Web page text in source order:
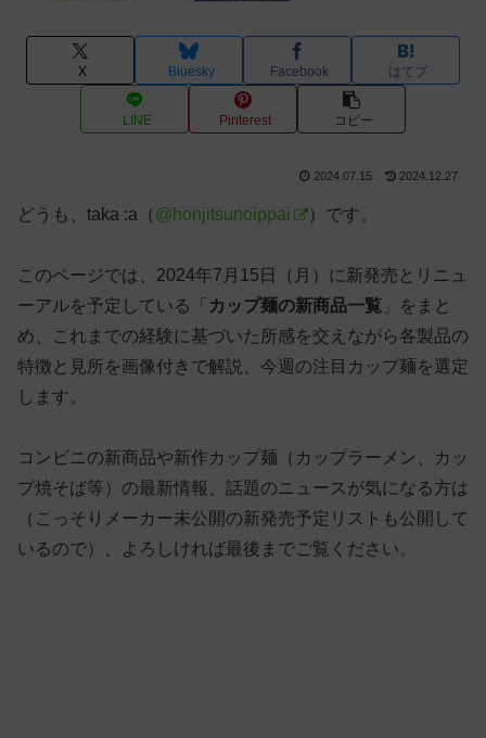
X Bluesky Facebook はてブ
LINE Pinterest コピー
2024.07.15 2024.12.27
どうも、taka :a（ @honjitsunoippai ）です。
このページでは、2024年7月15日（月）に新発売とリニュ
ーアルを予定している「 カップ麺の新商品一覧 」をまと
め、これまでの経験に基づいた所感を交えながら各製品の
特徴と見所を画像付きで解説、今週の注目カップ麺を選定
します。
コンビニの新商品や新作カップ麺（カップラーメン、カッ
プ焼そば等）の最新情報、話題のニュースが気になる方は
（こっそりメーカー未公開の新発売予定リストも公開して
いるので）、よろしければ最後までご覧ください。